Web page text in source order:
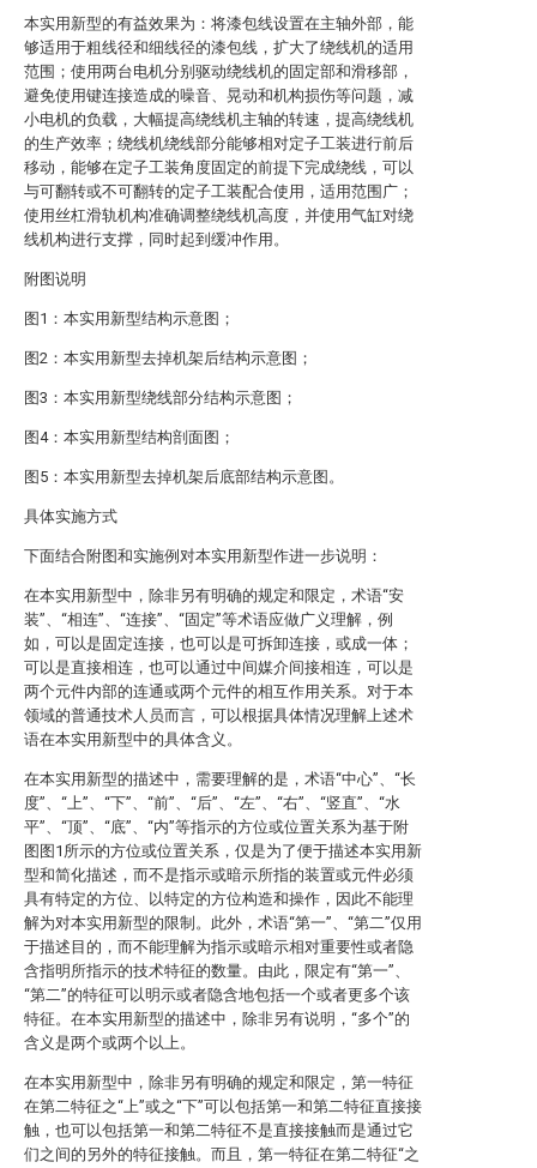
本实用新型的有益效果为：将漆包线设置在主轴外部，能
够适用于粗线径和细线径的漆包线，扩大了绕线机的适用
范围；使用两台电机分别驱动绕线机的固定部和滑移部，
避免使用键连接造成的噪音、晃动和机构损伤等问题，减
小电机的负载，大幅提高绕线机主轴的转速，提高绕线机
的生产效率；绕线机绕线部分能够相对定子工装进行前后
移动，能够在定子工装角度固定的前提下完成绕线，可以
与可翻转或不可翻转的定子工装配合使用，适用范围广；
使用丝杠滑轨机构准确调整绕线机高度，并使用气缸对绕
线机构进行支撑，同时起到缓冲作用。
附图说明
图1：本实用新型结构示意图；
图2：本实用新型去掉机架后结构示意图；
图3：本实用新型绕线部分结构示意图；
图4：本实用新型结构剖面图；
图5：本实用新型去掉机架后底部结构示意图。
具体实施方式
下面结合附图和实施例对本实用新型作进一步说明：
在本实用新型中，除非另有明确的规定和限定，术语“安
装”、“相连”、“连接”、“固定”等术语应做广义理解，例
如，可以是固定连接，也可以是可拆卸连接，或成一体；
可以是直接相连，也可以通过中间媒介间接相连，可以是
两个元件内部的连通或两个元件的相互作用关系。对于本
领域的普通技术人员而言，可以根据具体情况理解上述术
语在本实用新型中的具体含义。
在本实用新型的描述中，需要理解的是，术语“中心”、“长
度”、“上”、“下”、“前”、“后”、“左”、“右”、“竖直”、“水
平”、“顶”、“底”、“内”等指示的方位或位置关系为基于附
图图1所示的方位或位置关系，仅是为了便于描述本实用新
型和简化描述，而不是指示或暗示所指的装置或元件必须
具有特定的方位、以特定的方位构造和操作，因此不能理
解为对本实用新型的限制。此外，术语“第一”、“第二”仅用
于描述目的，而不能理解为指示或暗示相对重要性或者隐
含指明所指示的技术特征的数量。由此，限定有“第一”、
“第二”的特征可以明示或者隐含地包括一个或者更多个该
特征。在本实用新型的描述中，除非另有说明，“多个”的
含义是两个或两个以上。
在本实用新型中，除非另有明确的规定和限定，第一特征
在第二特征之“上”或之“下”可以包括第一和第二特征直接接
触，也可以包括第一和第二特征不是直接接触而是通过它
们之间的另外的特征接触。而且，第一特征在第二特征“之